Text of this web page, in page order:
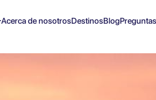
Acerca de nosotrosDestinosBlog